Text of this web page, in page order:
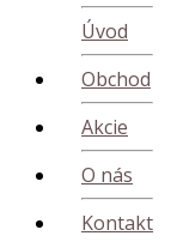
Úvod
Obchod
Akcie
O nás
Kontakt